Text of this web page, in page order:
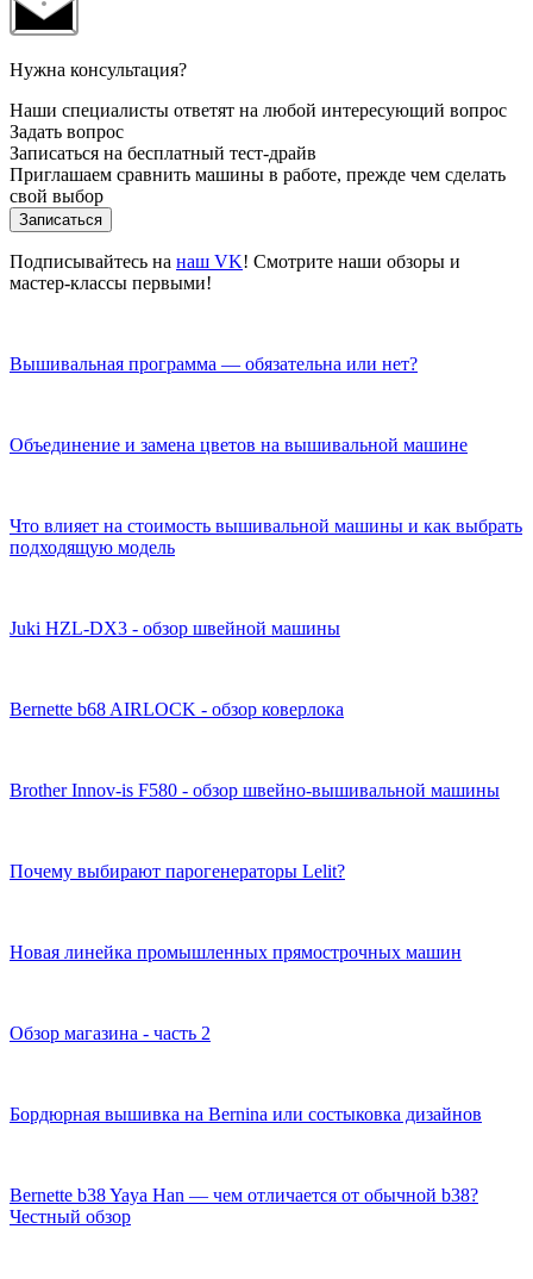
Нужна консультация?
Наши специалисты ответят на любой интересующий вопрос
Задать вопрос
Записаться на бесплатный тест-драйв
Приглашаем сравнить машины в работе, прежде чем сделать
свой выбор
Записаться
Подписывайтесь на наш VK! Смотрите наши обзоры и
мастер-классы первыми!
Вышивальная программа — обязательна или нет?
Объединение и замена цветов на вышивальной машине
Что влияет на стоимость вышивальной машины и как выбрать
подходящую модель
Juki HZL-DX3 - обзор швейной машины
Bernette b68 AIRLOCK - обзор коверлока
Brother Innov-is F580 - обзор швейно-вышивальной машины
Почему выбирают парогенераторы Lelit?
Новая линейка промышленных прямострочных машин
Обзор магазина - часть 2
Бордюрная вышивка на Bernina или состыковка дизайнов
Bernette b38 Yaya Han — чем отличается от обычной b38?
Честный обзор